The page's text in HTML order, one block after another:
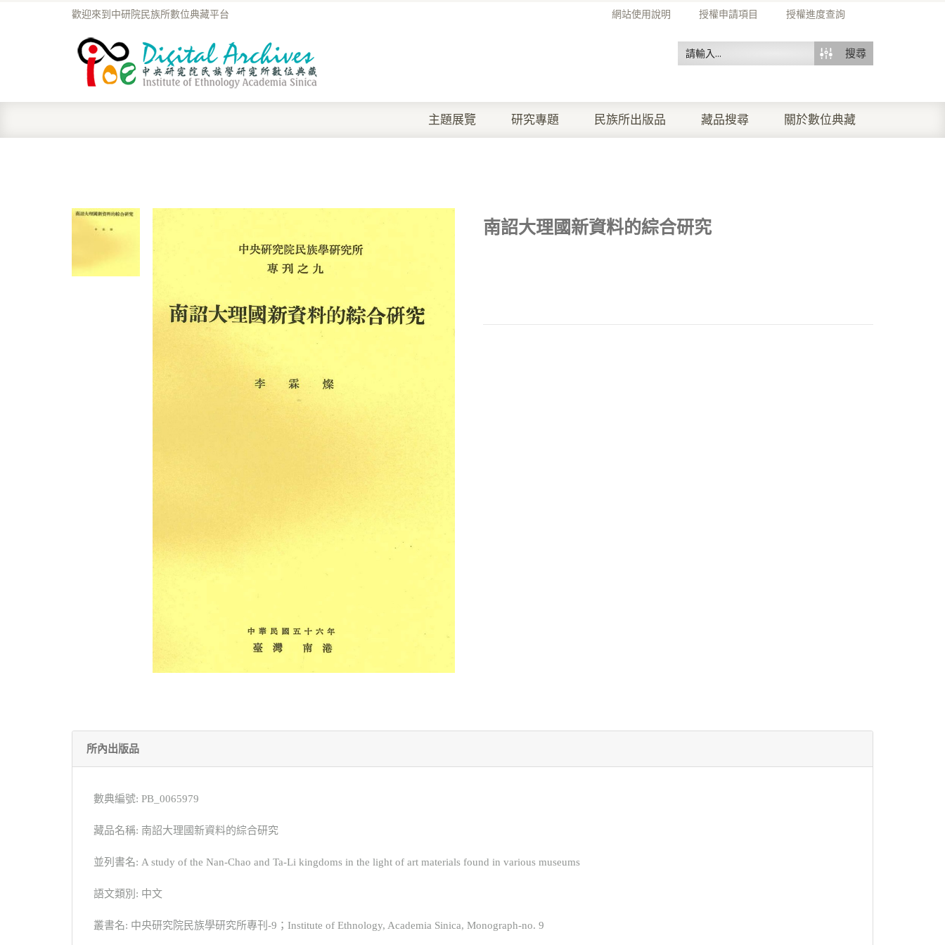
網站使用說明 授權申請項目 授權進度查詢
歡迎來到中研院民族所數位典藏平台
搜尋
主題展覽 研究專題 民族所出版品 藏品搜尋 關於數位典藏
南詔大理國新資料的綜合研究
所內出版品
數典編號: PB_0065979
藏品名稱: 南詔大理國新資料的綜合研究
並列書名: A study of the Nan-Chao and Ta-Li kingdoms in the light of art materials found in various museums
語文類別: 中文
叢書名: 中央研究院民族學研究所專刊-9；Institute of Ethnology, Academia Sinica, Monograph-no. 9